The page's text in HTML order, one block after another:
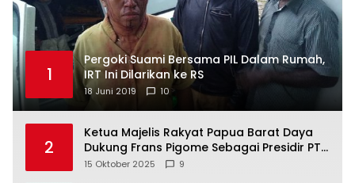
1
Pergoki Suami Bersama PIL Dalam Rumah,
IRT Ini Dilarikan ke RS
18 Juni 2019 10
2
Ketua Majelis Rakyat Papua Barat Daya
Dukung Frans Pigome Sebagai Presidir PT
Freeport Indonesia
15 Oktober 2025 9